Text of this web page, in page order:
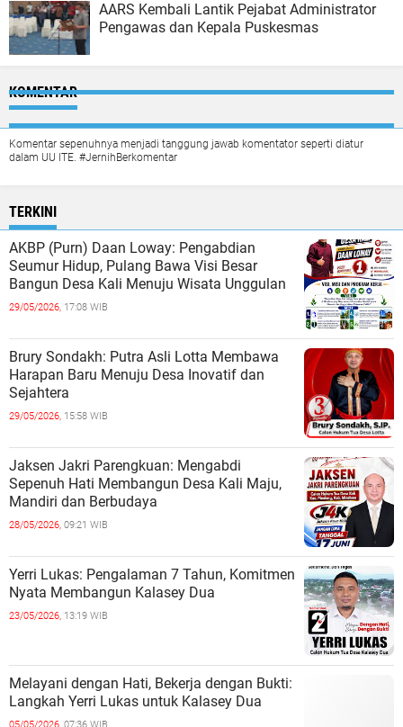
AARS Kembali Lantik Pejabat Administrator
Pengawas dan Kepala Puskesmas
KOMENTAR
Komentar sepenuhnya menjadi tanggung jawab komentator seperti diatur
dalam UU ITE. #JernihBerkomentar
TERKINI
AKBP (Purn) Daan Loway: Pengabdian
Seumur Hidup, Pulang Bawa Visi Besar
Bangun Desa Kali Menuju Wisata Unggulan
29/05/2026, 17:08 WIB
Brury Sondakh: Putra Asli Lotta Membawa
Harapan Baru Menuju Desa Inovatif dan
Sejahtera
29/05/2026, 15:58 WIB
Jaksen Jakri Parengkuan: Mengabdi
Sepenuh Hati Membangun Desa Kali Maju,
Mandiri dan Berbudaya
28/05/2026, 09:21 WIB
Yerri Lukas: Pengalaman 7 Tahun, Komitmen
Nyata Membangun Kalasey Dua
23/05/2026, 13:19 WIB
Melayani dengan Hati, Bekerja dengan Bukti:
Langkah Yerri Lukas untuk Kalasey Dua